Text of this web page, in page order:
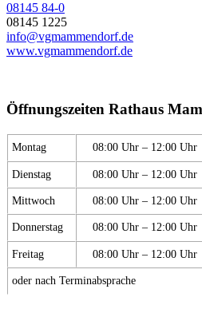
08145 84-0
08145 1225
info@vgmammendorf.de
www.vgmammendorf.de
Öffnungszeiten Rathaus
Montag 08:00 Uhr – 12:00 Uhr
Dienstag 08:00 Uhr – 12:00 Uhr
Mittwoch 08:00 Uhr – 12:00 Uhr
Donnerstag 08:00 Uhr – 12:00 Uhr
Freitag 08:00 Uhr – 12:00 Uhr
oder nach Terminabsprache